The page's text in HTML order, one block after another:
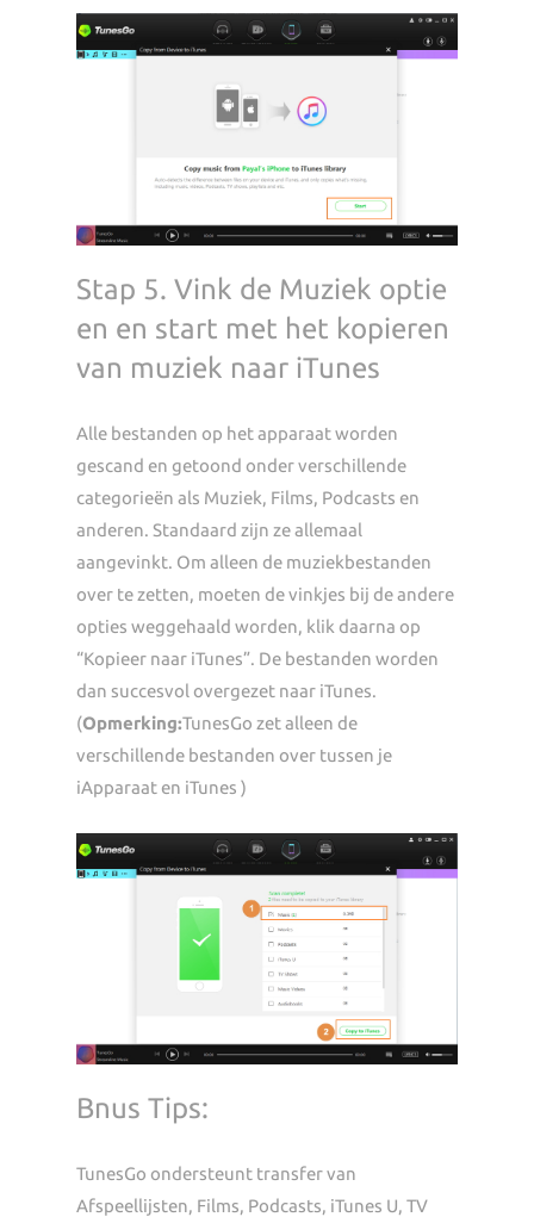
Stap 5. Vink de Muziek optie
en en start met het kopieren
van muziek naar iTunes
Alle bestanden op het apparaat worden
gescand en getoond onder verschillende
categorieën als Muziek, Films, Podcasts en
anderen. Standaard zijn ze allemaal
aangevinkt. Om alleen de muziekbestanden
over te zetten, moeten de vinkjes bij de andere
opties weggehaald worden, klik daarna op
“Kopieer naar iTunes”. De bestanden worden
dan succesvol overgezet naar iTunes.
(Opmerking:TunesGo zet alleen de
verschillende bestanden over tussen je
iApparaat en iTunes )
Bnus Tips:
TunesGo ondersteunt transfer van
Afspeellijsten, Films, Podcasts, iTunes U, TV